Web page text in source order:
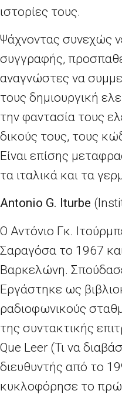
ιστορίες τους.
Ψάχνοντας συνεχώς
συγγραφής,
αναγνώστες να
τους δημιουργική
την φαντασία τους
δικούς τους, τους
Είναι επίσης
τα ιταλικά και τα
Antonio G. Iturbe
Ο Αντόνιο Γκ.
Σαραγόσα το 1967
Βαρκελώνη.
Εργάστηκε ως
ραδιοφωνικούς
της συντακτικής
Que Leer (Τι να
διευθυντής από το
κυκλοφόρησε το